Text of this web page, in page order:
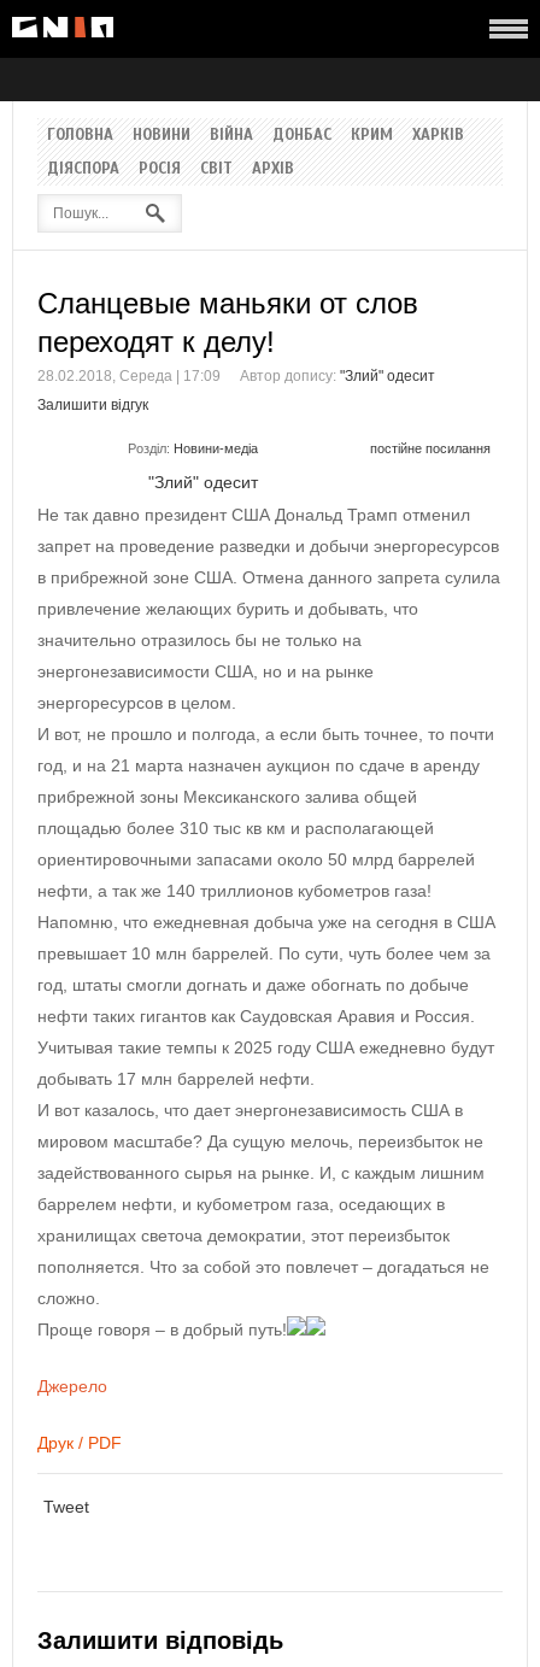
ГОЛОВНА НОВИНИ ВІЙНА ДОНБАС КРИМ
ХАРКІВ
ДІЯСПОРА
РОСІЯ СВІТ АРХІВ
Сланцевые маньяки от слов
переходят к делу!
28.02.2018, Середа | 17:09 Автор допису: "Злий" одесит
Залишити відгук
Розділ: Новини-медіа постійне посилання
"Злий" одесит
Не так давно президент США Дональд Трамп отменил
запрет на проведение разведки и добычи энергоресурсов
в прибрежной зоне США. Отмена данного запрета сулила
привлечение желающих бурить и добывать, что
значительно отразилось бы не только на
энергонезависимости США, но и на рынке
энергоресурсов в целом.
И вот, не прошло и полгода, а если быть точнее, то почти
год, и на 21 марта назначен аукцион по сдаче в аренду
прибрежной зоны Мексиканского залива общей
площадью более 310 тыс кв км и располагающей
ориентировочными запасами около 50 млрд баррелей
нефти, а так же 140 триллионов кубометров газа!
Напомню, что ежедневная добыча уже на сегодня в США
превышает 10 млн баррелей. По сути, чуть более чем за
год, штаты смогли догнать и даже обогнать по добыче
нефти таких гигантов как Саудовская Аравия и Россия.
Учитывая такие темпы к 2025 году США ежедневно будут
добывать 17 млн баррелей нефти.
И вот казалось, что дает энергонезависимость США в
мировом масштабе? Да сущую мелочь, переизбыток не
задействованного сырья на рынке. И, с каждым лишним
баррелем нефти, и кубометром газа, оседающих в
хранилищах светоча демократии, этот переизбыток
пополняется. Что за собой это повлечет – догадаться не
сложно.
Проще говоря – в добрый путь!
Джерело
Друк / PDF
Tweet
Залишити відповідь